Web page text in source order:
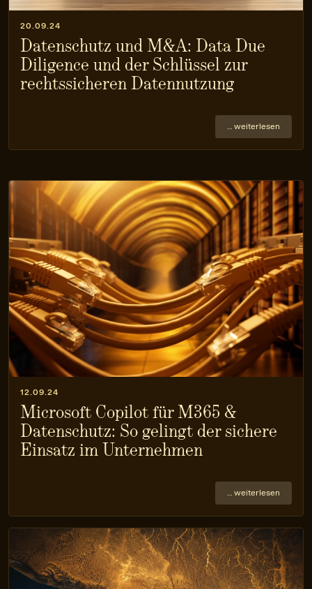
20.09.24
Datenschutz und M&A: Data Due
Diligence und der Schlüssel zur
rechtssicheren Datennutzung
… weiterlesen
12.09.24
Microsoft Copilot für M365 &
Datenschutz: So gelingt der sichere
Einsatz im Unternehmen
… weiterlesen